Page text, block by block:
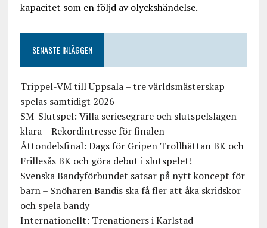
kapacitet som en följd av olyckshändelse.
SENASTE INLÄGGEN
Trippel-VM till Uppsala – tre världsmästerskap
spelas samtidigt 2026
SM-Slutspel: Villa seriesegrare och slutspelslagen
klara – Rekordintresse för finalen
Åttondelsfinal: Dags för Gripen Trollhättan BK och
Frillesås BK och göra debut i slutspelet!
Svenska Bandyförbundet satsar på nytt koncept för
barn – Snöharen Bandis ska få fler att åka skridskor
och spela bandy
Internationellt: Trenationers i Karlstad